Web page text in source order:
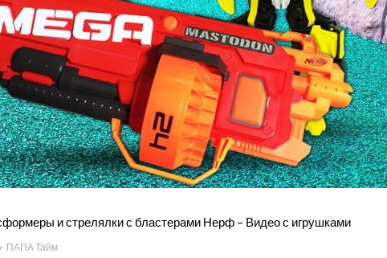
и стрелялки с бластерами Нерф – Видео с игрушками
ПАПА Тайм